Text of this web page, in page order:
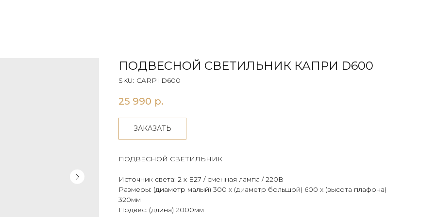
ПОДВЕСНОЙ СВЕТИЛЬНИК КАПРИ D600
SKU: CARPI D600
25 990 р.
ЗАКАЗАТЬ
ПОДВЕСНОЙ СВЕТИЛЬНИК
Источник света: 2 х E27 / сменная лампа / 220В
Размеры: (диаметр малый) 300 х (диаметр большой) 600 x (высота плафона)
320мм
Подвес: (длина) 2000мм